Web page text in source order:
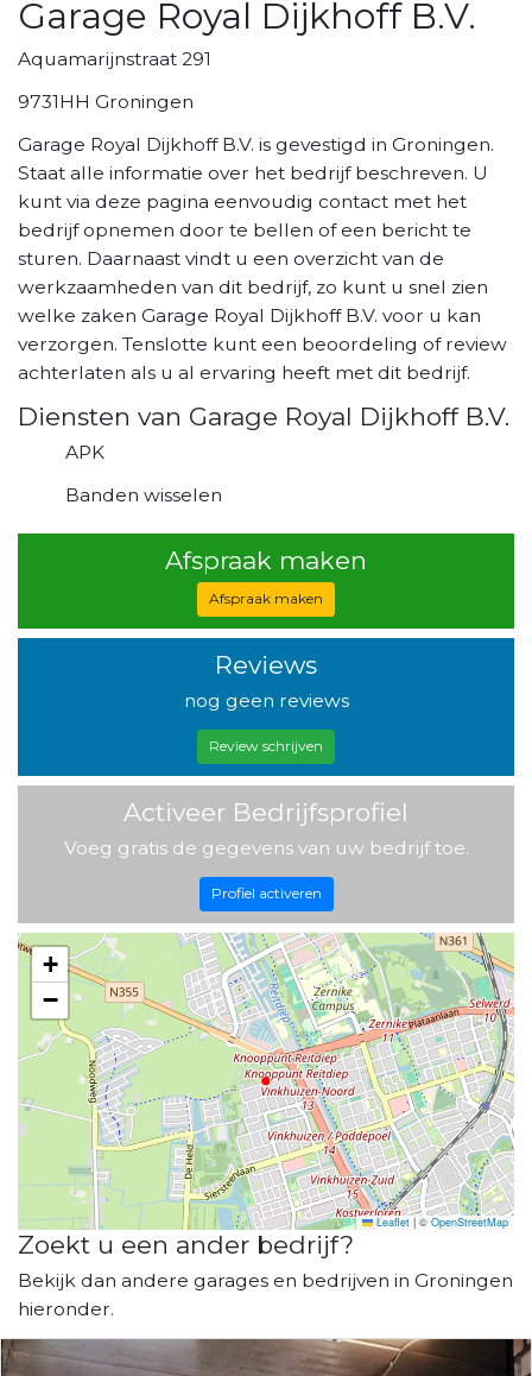
Garage Royal Dijkhoff B.V.
Aquamarijnstraat 291
9731HH Groningen
Garage Royal Dijkhoff B.V. is gevestigd in Groningen.
Staat alle informatie over het bedrijf beschreven. U
kunt via deze pagina eenvoudig contact met het
bedrijf opnemen door te bellen of een bericht te
sturen. Daarnaast vindt u een overzicht van de
werkzaamheden van dit bedrijf, zo kunt u snel zien
welke zaken Garage Royal Dijkhoff B.V. voor u kan
verzorgen. Tenslotte kunt een beoordeling of review
achterlaten als u al ervaring heeft met dit bedrijf.
Diensten van Garage Royal Dijkhoff B.V.
APK
Banden wisselen
Afspraak maken
Afspraak maken
Reviews
nog geen reviews
Review schrijven
Activeer Bedrijfsprofiel
Voeg gratis de gegevens van uw bedrijf toe.
Profiel activeren
+
−
Leaflet | © OpenStreetMap
Zoekt u een ander bedrijf?
Bekijk dan andere garages en bedrijven in Groningen
hieronder.